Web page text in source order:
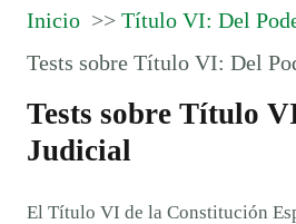
Inicio
Título VI: Del
Tests sobre Título VI: Del
Tests sobre Título
Judicial
El Título VI de la Constitución